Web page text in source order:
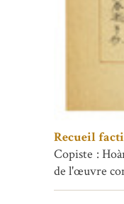
Recueil
Copiste :
de l'œuvre